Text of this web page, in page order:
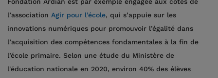
l’association Agir pour l’école, qui s’appuie sur les
innovations numériques pour promouvoir l’égalité dans
l’acquisition des compétences fondamentales à la fin de
l’école primaire. Selon une étude du Ministère de
l'éducation nationale en 2020, environ 40% des élèves